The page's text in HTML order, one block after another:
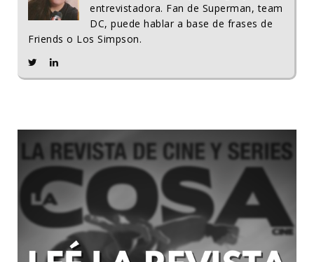
entrevistadora. Fan de Superman, team
DC, puede hablar a base de frases de
Friends o Los Simpson.